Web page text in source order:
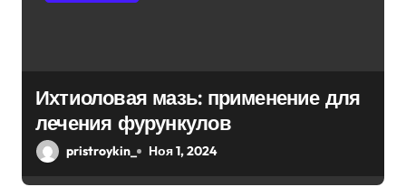
п
и
Ихтиоловая мазь: применение для
лечения фурункулов
pristroykin_ Ноя 1, 2024